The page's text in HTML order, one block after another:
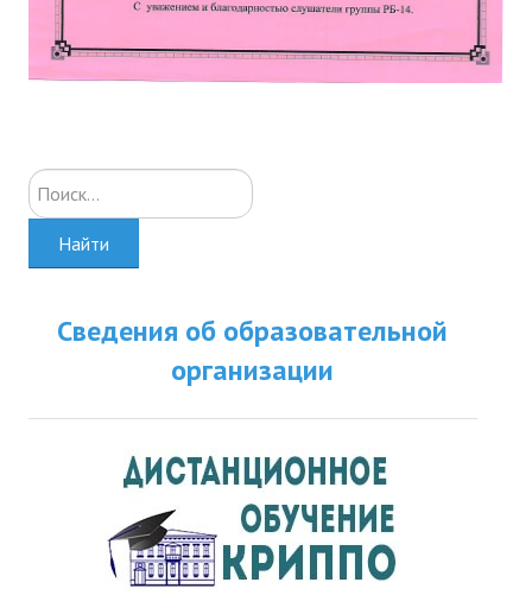
Искать...
Найти
Сведения об образовательной
организации